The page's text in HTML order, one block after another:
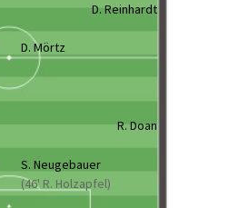
D. Reinhardt
D. Mörtz
R. Doan
S. Neugebauer
(46' R. Holzapfel)